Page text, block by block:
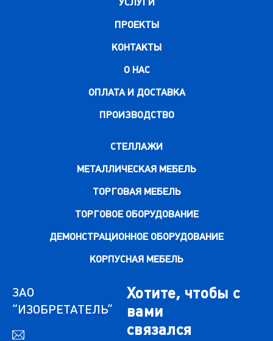
ПРОЕКТЫ
КОНТАКТЫ
О НАС
ОПЛАТА И ДОСТАВКА
ПРОИЗВОДСТВО
СТЕЛЛАЖИ
МЕТАЛЛИЧЕСКАЯ МЕБЕЛЬ
ТОРГОВАЯ МЕБЕЛЬ
ТОРГОВОЕ ОБОРУДОВАНИЕ
ДЕМОНСТРАЦИОННОЕ ОБОРУДОВАНИЕ
КОРПУСНАЯ МЕБЕЛЬ
ЗАО
“ИЗОБРЕТАТЕЛЬ”
Хотите, чтобы с
вами
связался